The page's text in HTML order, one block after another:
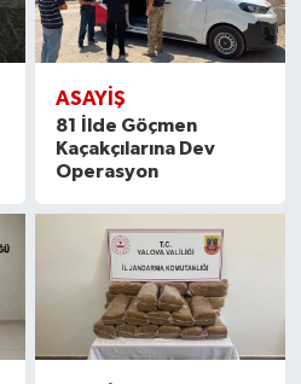
ASAYİŞ
81 İlde Göçmen
Kaçakçılarına Dev
Operasyon